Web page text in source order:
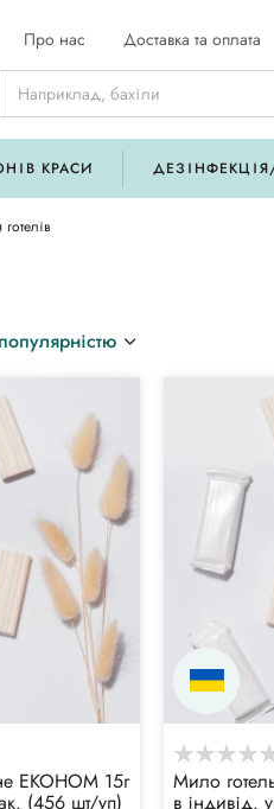
Про нас Доставка та оплата
КРАСИ
ЕКОНОМ 15г
(456 шт/уп)
Мило
в індивід.